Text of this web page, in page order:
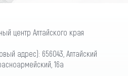
центр Алтайского края
адрес): 656043, Алтайский
16а